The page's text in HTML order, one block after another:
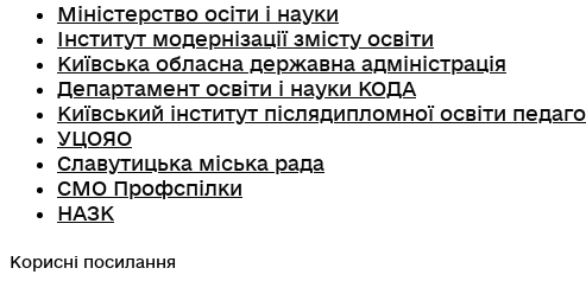
Міністерство осіти і науки
Інститут модернізації змісту освіти
Київська обласна державна адміністрація
Департамент освіти і науки КОДА
Київський інститут післядипломної освіти
УЦОЯО
Славутицька міська рада
СМО Профспілки
НАЗК
Корисні посилання